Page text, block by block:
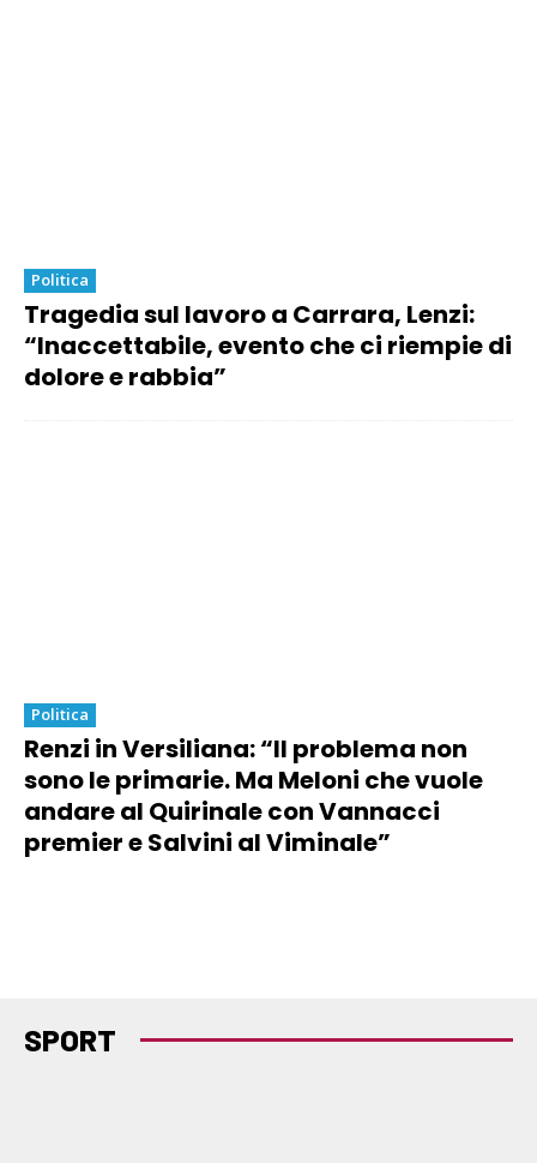
Politica
Tragedia sul lavoro a Carrara, Lenzi:
“Inaccettabile, evento che ci riempie di
dolore e rabbia”
Politica
Renzi in Versiliana: “Il problema non
sono le primarie. Ma Meloni che vuole
andare al Quirinale con Vannacci
premier e Salvini al Viminale”
SPORT